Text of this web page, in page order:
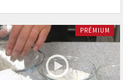
PRÉMIUM